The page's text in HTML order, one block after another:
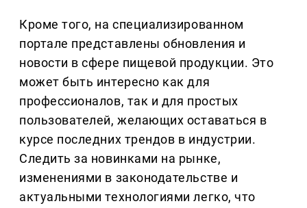
Кроме того, на специализированном
портале представлены обновления и
новости в сфере пищевой продукции. Это
может быть интересно как для
профессионалов, так и для простых
пользователей, желающих оставаться в
курсе последних трендов в индустрии.
Следить за новинками на рынке,
изменениями в законодательстве и
актуальными технологиями легко, что